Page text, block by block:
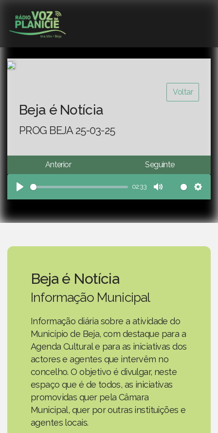
Voltar
Beja é Notícia
PROG BEJA 25-03-25
Anterior Seguinte
Play
02:33
Mute
Beja é Notícia
Informação Municipal
Informação diária sobre a atividade do
Município de Beja, com destaque para a
Agenda Cultural e para as iniciativas dos
actores e agentes que intervêm no
concelho. O objetivo é divulgar, neste
espaço que é de todos, as iniciativas
promovidas quer pela Câmara
Municipal, quer por outras instituições e
agentes locais.